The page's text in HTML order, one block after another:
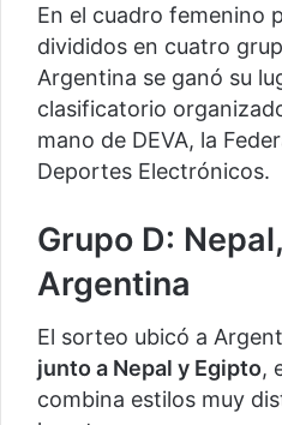
En el cuadro femenino
divididos en cuatro
Argentina se ganó su
clasificatorio
mano de DEVA, la
Deportes Electrónicos.
Grupo D:
Argentina
El sorteo ubicó a
junto a Nepal y Egipto,
combina estilos muy